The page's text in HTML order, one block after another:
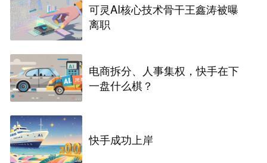
可灵AI核心技术骨干王鑫涛被曝
离职
电商拆分、人事集权，快手在下
一盘什么棋？
快手成功上岸